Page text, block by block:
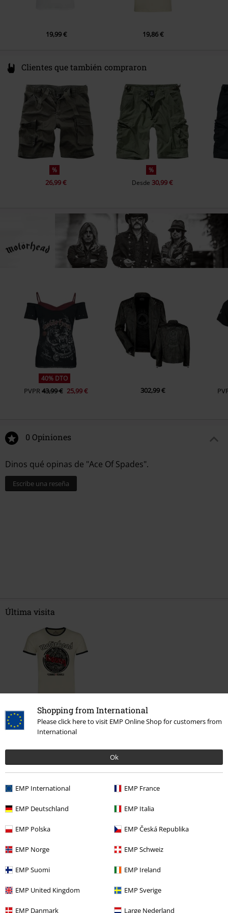
Shopping from International
Please click here to visit EMP Online Shop for customers from
International
Ok
EMP International EMP France
EMP Deutschland EMP Italia
EMP Polska EMP Česká Republika
EMP Norge EMP Schweiz
EMP Suomi EMP Ireland
EMP United Kingdom EMP Sverige
EMP Danmark Large Nederland
19,99 € 19,86 €
Clientes que también compraron
%
26,99 €
%
Desde30,99 €
40% DTO
PVPR43,99 € 25,99 € 302,99 €
0 Opiniones
Dinos qué opinas de "Ace Of Spades".
Escribe una reseña
Última visita
19,86 €
Más categorías. Más opciones